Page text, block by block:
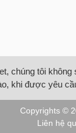
chúng tôi
khi được yêu
Copyrights ©
Liên hệ